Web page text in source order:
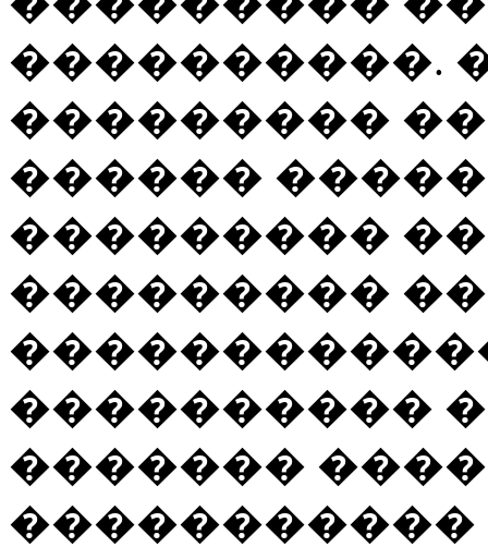
����������.
���������
������
���������
���������
����������
�������
�����������